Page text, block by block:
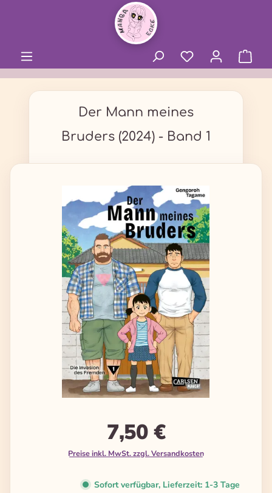
Der Mann meines
Bruders (2024) - Band 1
Bildergalerie überspringen
7,50 €
Preise inkl. MwSt. zzgl. Versandkosten
Sofort verfügbar, Lieferzeit: 1-3 Tage